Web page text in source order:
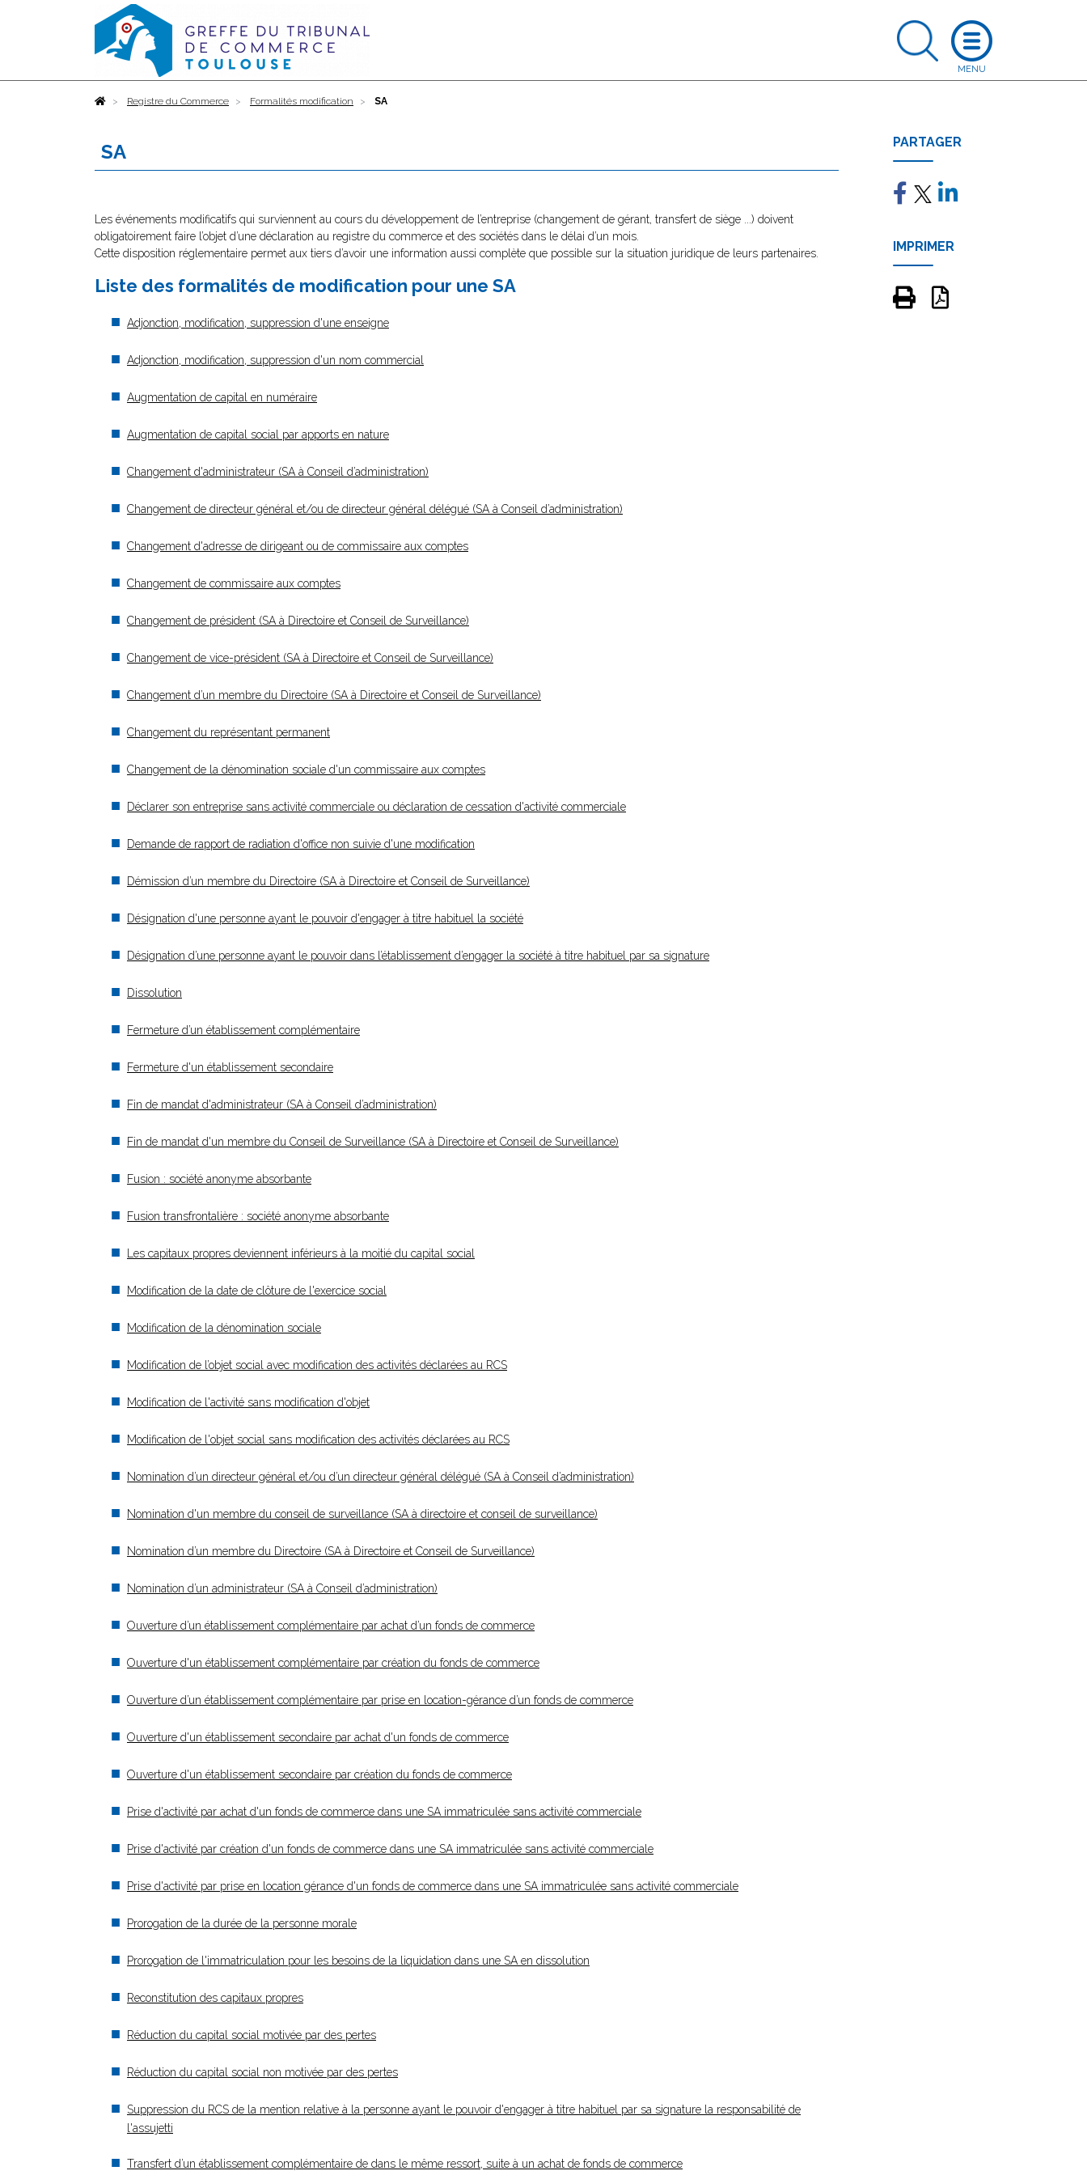
AccueilRegistre du Commerce Formalités modification SA
SA
Les événements modificatifs qui surviennent au cours du développement de l’entreprise (changement de gérant, transfert de siège ...) doivent
obligatoirement faire l’objet d’une déclaration au registre du commerce et des sociétés dans le délai d’un mois.
Cette disposition réglementaire permet aux tiers d’avoir une information aussi complète que possible sur la situation juridique de leurs partenaires.
Liste des formalités de modification pour une SA
Adjonction, modification, suppression d'une enseigne
Adjonction, modification, suppression d'un nom commercial
Augmentation de capital en numéraire
Augmentation de capital social par apports en nature
Changement d'administrateur (SA à Conseil d’administration)
Changement de directeur général et/ou de directeur général délégué (SA à Conseil d’administration)
Changement d'adresse de dirigeant ou de commissaire aux comptes
Changement de commissaire aux comptes
Changement de président (SA à Directoire et Conseil de Surveillance)
Changement de vice-président (SA à Directoire et Conseil de Surveillance)
Changement d’un membre du Directoire (SA à Directoire et Conseil de Surveillance)
Changement du représentant permanent
Changement de la dénomination sociale d'un commissaire aux comptes
Déclarer son entreprise sans activité commerciale ou déclaration de cessation d'activité commerciale
Demande de rapport de radiation d'office non suivie d'une modification
Démission d’un membre du Directoire (SA à Directoire et Conseil de Surveillance)
Désignation d'une personne ayant le pouvoir d'engager à titre habituel la société
Désignation d’une personne ayant le pouvoir dans l’établissement d’engager la société à titre habituel par sa signature
Dissolution
Fermeture d’un établissement complémentaire
Fermeture d'un établissement secondaire
Fin de mandat d'administrateur (SA à Conseil d’administration)
Fin de mandat d'un membre du Conseil de Surveillance (SA à Directoire et Conseil de Surveillance)
Fusion : société anonyme absorbante
Fusion transfrontalière : société anonyme absorbante
Les capitaux propres deviennent inférieurs à la moitié du capital social
Modification de la date de clôture de l'exercice social
Modification de la dénomination sociale
Modification de l’objet social avec modification des activités déclarées au RCS
Modification de l'activité sans modification d'objet
Modification de l'objet social sans modification des activités déclarées au RCS
Nomination d’un directeur général et/ou d’un directeur général délégué (SA à Conseil d’administration)
Nomination d'un membre du conseil de surveillance (SA à directoire et conseil de surveillance)
Nomination d’un membre du Directoire (SA à Directoire et Conseil de Surveillance)
Nomination d’un administrateur (SA à Conseil d’administration)
Ouverture d’un établissement complémentaire par achat d’un fonds de commerce
Ouverture d'un établissement complémentaire par création du fonds de commerce
Ouverture d’un établissement complémentaire par prise en location-gérance d’un fonds de commerce
Ouverture d'un établissement secondaire par achat d'un fonds de commerce
Ouverture d'un établissement secondaire par création du fonds de commerce
Prise d'activité par achat d'un fonds de commerce dans une SA immatriculée sans activité commerciale
Prise d'activité par création d'un fonds de commerce dans une SA immatriculée sans activité commerciale
Prise d'activité par prise en location gérance d'un fonds de commerce dans une SA immatriculée sans activité commerciale
Prorogation de la durée de la personne morale
Prorogation de l'immatriculation pour les besoins de la liquidation dans une SA en dissolution
Reconstitution des capitaux propres
Réduction du capital social motivée par des pertes
Réduction du capital social non motivée par des pertes
Suppression du RCS de la mention relative à la personne ayant le pouvoir d'engager à titre habituel par sa signature la responsabilité de
l'assujetti
Transfert d’un établissement complémentaire de dans le même ressort, suite à un achat de fonds de commerce
PARTAGER
IMPRIMER